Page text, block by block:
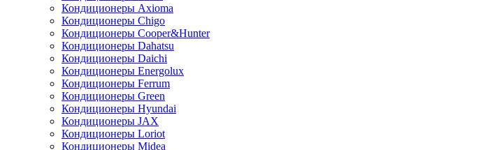
Кондиционеры Axioma
Кондиционеры Chigo
Кондиционеры Cooper&Hunter
Кондиционеры Dahatsu
Кондиционеры Daichi
Кондиционеры Energolux
Кондиционеры Ferrum
Кондиционеры Green
Кондиционеры Hyundai
Кондиционеры JAX
Кондиционеры Loriot
Кондиционеры Midea